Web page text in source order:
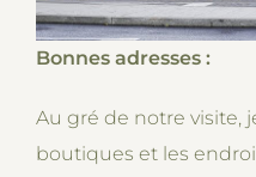
Bonnes adresses :
Au gré de notre visite,
boutiques et les